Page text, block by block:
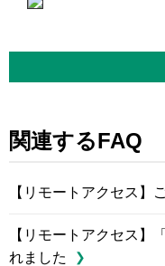
関連するFAQ
【リモートアクセス】
【リモートアクセス】
れました